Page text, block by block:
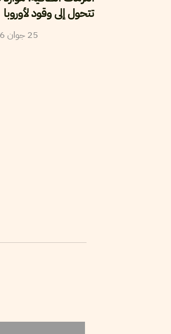
تتحول إلى وقود لأوروبا
25جوان